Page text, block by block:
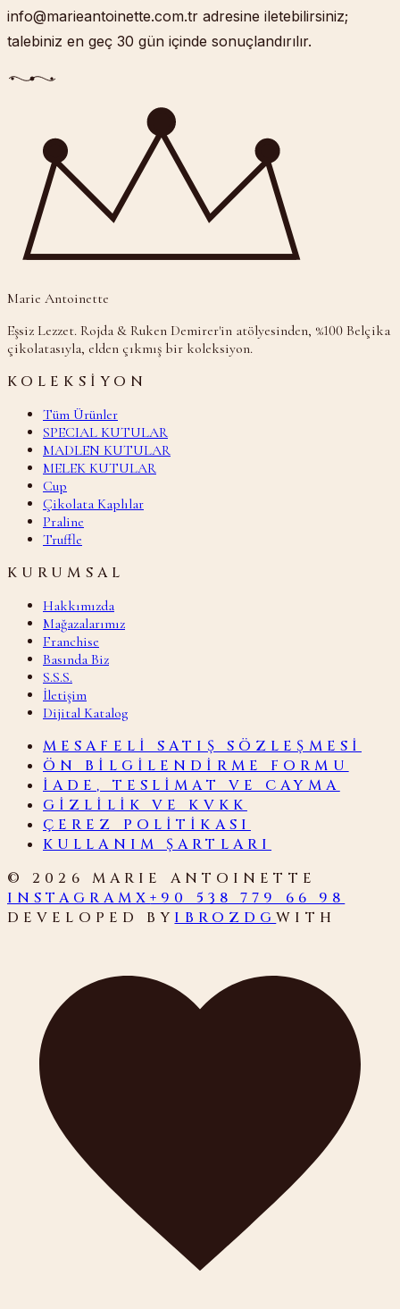
info@marieantoinette.com.tr adresine iletebilirsiniz;
talebiniz en geç 30 gün içinde sonuçlandırılır.
Marie Antoinette
Eşsiz Lezzet. Rojda & Ruken Demirer'in atölyesinden, %100 Belçika
çikolatasıyla, elden çıkmış bir koleksiyon.
KOLEKSIYON
Tüm Ürünler
SPECIAL KUTULAR
MADLEN KUTULAR
MELEK KUTULAR
Cup
Çikolata Kaplılar
Praline
Truffle
KURUMSAL
Hakkımızda
Mağazalarımız
Franchise
Basında Biz
S.S.S.
İletişim
Dijital Katalog
MESAFELI SATIŞ SÖZLEŞMESI
ÖN BILGILENDIRME FORMU
İADE, TESLIMAT VE CAYMA
GIZLILIK VE KVKK
ÇEREZ POLITIKASI
KULLANIM ŞARTLARI
© 2026
MARIE ANTOINETTE
INSTAGRAMX+90 538 779 66 98
DEVELOPED BY IBROZDGWITH